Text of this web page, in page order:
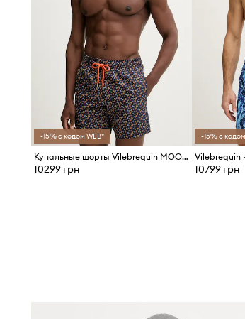
-15% с кодом WEB*
Купальные шорты Vilebrequin MOOREA
10299 грн
-15% с
10799 грн